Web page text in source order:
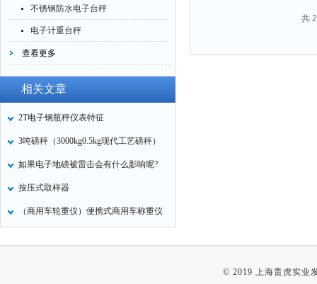
不锈钢防水电子台秤
电子计重台秤
查看更多
相关文章
2T电子钢瓶秤仪表特征
3吨磅秤（3000kg0.5kg现代工艺磅秤）
如果电子地磅被雷击会有什么影响呢?
按压式取样器
（商用车轮重仪）便携式商用车称重仪
共
© 2019 上海贵虎实业